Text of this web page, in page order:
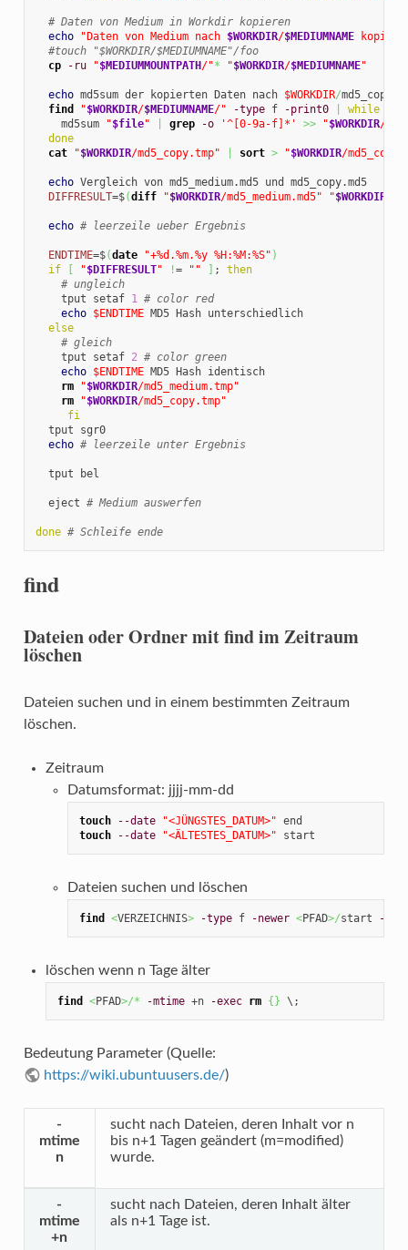
# Daten von Medium in Workdir kopieren
echo
"Daten von Medium nach $WORKDIR/$MEDIUMNAME
#touch "$WORKDIR/$MEDIUMNAME"/foo
cp
-ru "$MEDIUMMOUNTPATH /"* "$WORKDIR/$MEDIUMNAME"
echo md5sum der kopierten Daten nach $WORKDIR/
find
"$WORKDIR/$MEDIUMNAME/" -type f -print0 while
    md5sum
"$file" grep -o '^[0-9a-f]*' >> "$WORKDIR/
done
cat
"$WORKDIR/md5_copy.tmp" sort > "$WORKDIR/
echo Vergleich von md5_medium.md5 und md5_copy.md5
DIFFRESULT=$(diff "$WORKDIR/md5_medium.md5" "$WORKDIR
echo # leerzeile ueber Ergebnis
ENDTIME=$(date "+%d.%m.%y %H:%M:%S" )
if
"$DIFFRESULT" != "" ; then
# ungleich
    tput setaf
1 # color red
echo
$ENDTIME MD5 Hash unterschiedlich
else
# gleich
    tput setaf
2 # color green
echo
$ENDTIME MD5 Hash identisch
rm
"$WORKDIR/md5_medium.tmp"
rm
"$WORKDIR/md5_copy.tmp"
fi
  tput sgr0
echo # leerzeile unter Ergebnis
  tput bel
  eject
# Medium auswerfen
done # Schleife ende
find
Dateien oder Ordner mit find im Zeitraum
löschen
Dateien suchen und in einem bestimmten Zeitraum
löschen.
Zeitraum
Datumsformat: jjjj-mm-dd
touch --date "<JÜNGSTES_DATUM>"
touch
--date "<ÄLTESTES_DATUM>" start
Dateien suchen und löschen
find <VERZEICHNIS> -type f -newer <PFAD>/start -not
löschen wenn n Tage älter
find <PFAD>/* -mtime +n -exec rm { } \;
Bedeutung Parameter (Quelle:
https://wiki.ubuntuusers.de/)
-
mtime
n
sucht nach Dateien, deren Inhalt vor n
bis n+1 Tagen geändert (m=modified)
wurde.
-
mtime
+n
sucht nach Dateien, deren Inhalt älter
als n+1 Tage ist.